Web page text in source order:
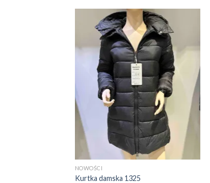
NOWOŚCI
Kurtka damska 1325